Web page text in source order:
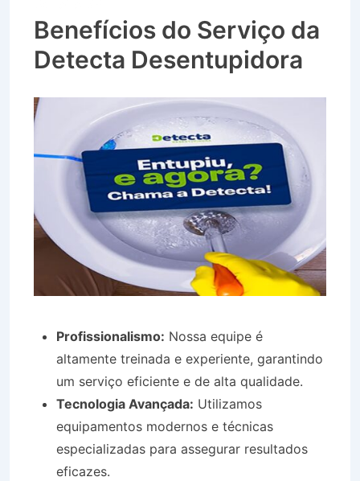
Benefícios do Serviço da
Detecta Desentupidora
Profissionalismo: Nossa equipe é
altamente treinada e experiente, garantindo
um serviço eficiente e de alta qualidade.
Tecnologia Avançada: Utilizamos
equipamentos modernos e técnicas
especializadas para assegurar resultados
eficazes.